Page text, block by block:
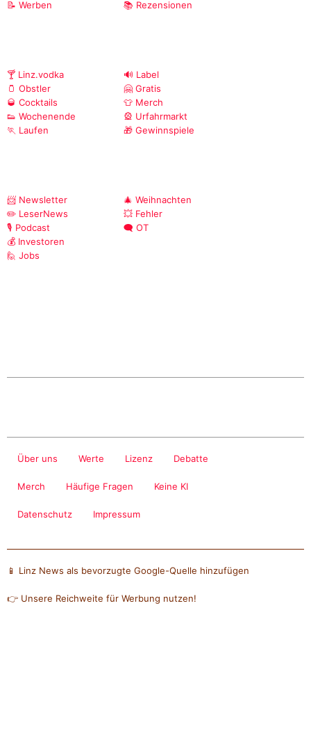
📝 Werben
📚 Rezensionen
🍸 Linz.vodka
🫙 Obstler
🥃 Cocktails
👟 Wochenende
🏃 Laufen
🔊 Label
🤗 Gratis
👕 Merch
🎡 Urfahrmarkt
🎁 Gewinnspiele
📨 Newsletter
✏️ LeserNews
🎙️ Podcast
💰 Investoren
🙋 Jobs
🎄 Weihnachten
💥 Fehler
🗨️ OT
Über uns Werte Lizenz Debatte
Merch Häufige Fragen Keine KI
Datenschutz Impressum
📱 Linz News als bevorzugte Google-Quelle hinzufügen
👉 Unsere Reichweite für Werbung nutzen!